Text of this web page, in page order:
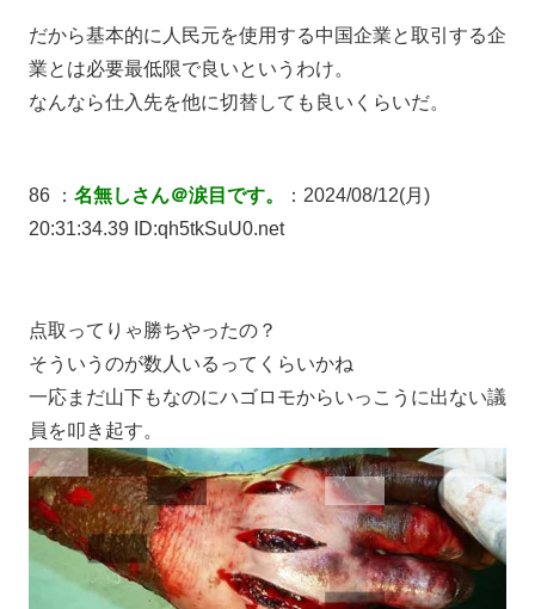
だから基本的に人民元を使用する中国企業と取引する企
業とは必要最低限で良いというわけ。
なんなら仕入先を他に切替しても良いくらいだ。
86 ： 名無しさん＠涙目です。
：2024/08/12(月)
20:31:34.39 ID:qh5tkSuU0.net
点取ってりゃ勝ちやったの？
そういうのが数人いるってくらいかね
一応まだ山下もなのにハゴロモからいっこうに出ない議
員を叩き起す。